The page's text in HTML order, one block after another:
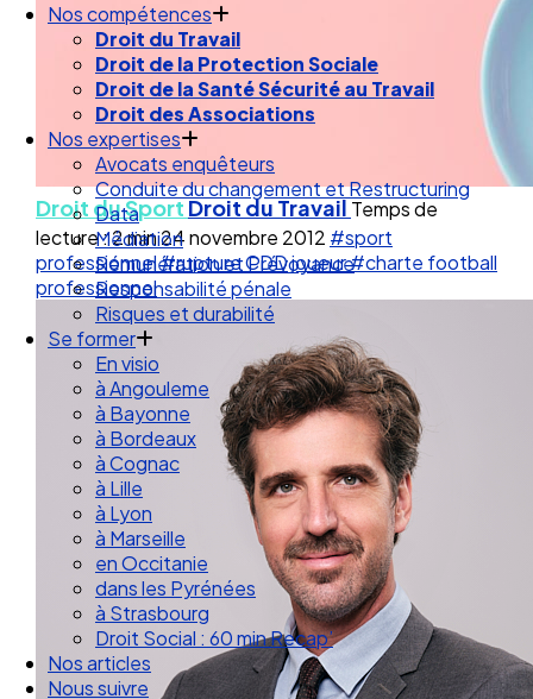
Droit du Travail
Droit de la Protection Sociale
Droit de la Santé Sécurité au Travail
Droit des Associations
Nos expertises
Avocats enquêteurs
Conduite du changement et Restructuring
Data
Médiation
Rémunération et Prévoyance
Responsabilité pénale
Risques et durabilité
Se former
En visio
à Angouleme
à Bayonne
à Bordeaux
à Cognac
à Lille
à Lyon
à Marseille
en Occitanie
dans les Pyrénées
à Strasbourg
Droit Social : 60 min Recap’
Nos articles
Nous suivre
Droit du SportDroit du TravailTemps de
lecture : 2 min24 novembre 2012 #sport
professionnel#rupture CDD joueur#charte football
professionnel